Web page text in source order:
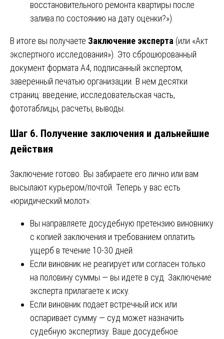
восстановительного ремонта квартиры после
залива по состоянию на дату оценки?»).
В итоге вы получаете Заключение эксперта (или «Акт
экспертного исследования»). Это сброшюрованный
документ формата А4, подписанный экспертом,
заверенный печатью организации. В нем десятки
страниц: введение, исследовательская часть,
фототаблицы, расчеты, выводы.
Шаг 6. Получение заключения и дальнейшие
действия
Заключение готово. Вы забираете его лично или вам
высылают курьером/почтой. Теперь у вас есть
«юридический молот»:
Вы направляете досудебную претензию виновнику
с копией заключения и требованием оплатить
ущерб в течение 10-30 дней.
Если виновник не реагирует или согласен только
на половину суммы — вы идете в суд. Заключение
эксперта прилагаете к иску.
Если виновник подает встречный иск или
оспаривает сумму — суд может назначить
судебную экспертизу. Ваше досудебное